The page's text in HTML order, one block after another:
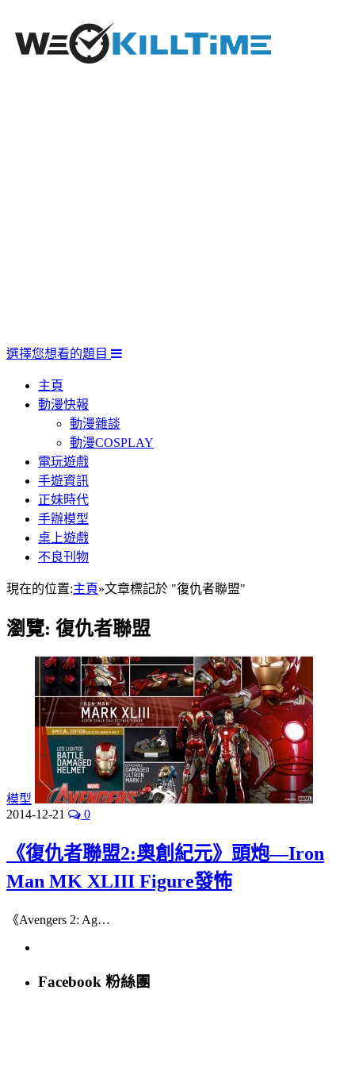
選擇您想看的題目
主頁
動漫快報
動漫雜談
動漫COSPLAY
電玩遊戲
手遊資訊
正妹時代
手辦模型
桌上遊戲
不良刊物
現在的位置:主頁»文章標記於 "復仇者聯盟"
瀏覽: 復仇者聯盟
模型
2014-12-21
0
《復仇者聯盟2:奧創紀元》頭炮—Iron
Man MK XLIII Figure發怖
《Avengers 2: Ag…
Facebook 粉絲團